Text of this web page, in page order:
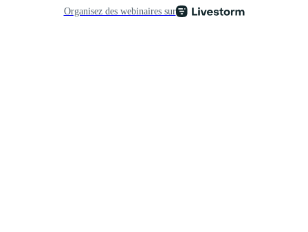
Organisez des webinaires sur